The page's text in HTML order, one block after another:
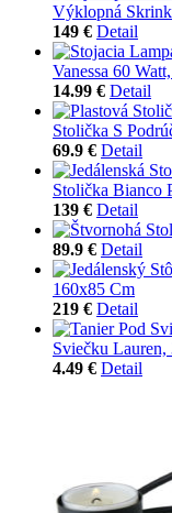
Výklopná
149 € Detail
Vanessa 60
14.99 € Detail
Stolička S
69.9 € Detail
Stolička Bianco
139 € Detail
89.9 € Detail
160x85 Cm
219 € Detail
Sviečku Lauren,
4.49 € Detail